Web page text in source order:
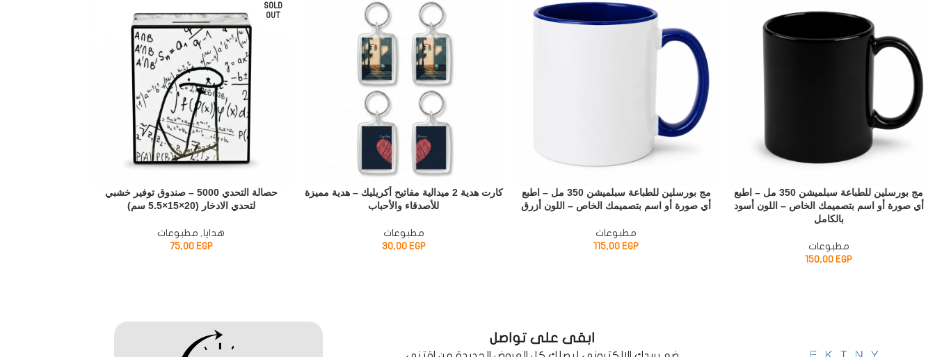
مج بورسلين للطباعة سبلميشن 350 مل – اطبع
أي صورة أو اسم بتصميمك الخاص – اللون أسود
بالكامل
مطبوعات
150,00EGP
مج بورسلين للطباعة سبلميشن 350 مل – اطبع
أي صورة أو اسم بتصميمك الخاص – اللون أزرق
مطبوعات
115,00EGP
كارت هدية 2 ميدالية مفاتيح أكريليك – هدية مميزة
للأصدقاء والأحباب
مطبوعات
30,00 EGP
SOLD
OUT
حصالة التحدي 5000 – صندوق توفير خشبي
لتحدي الادخار (20×15×5.5 سم)
هدايا, مطبوعات
75,00 EGP
ابقى على تواصل